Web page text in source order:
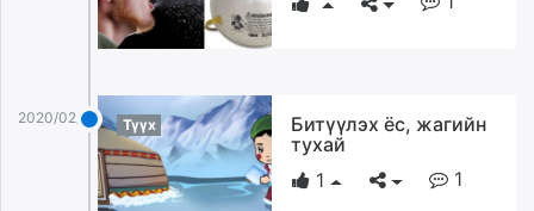
2020/02/23 Түүх
Битүүлэх ёс, жагийн
тухай
1
1